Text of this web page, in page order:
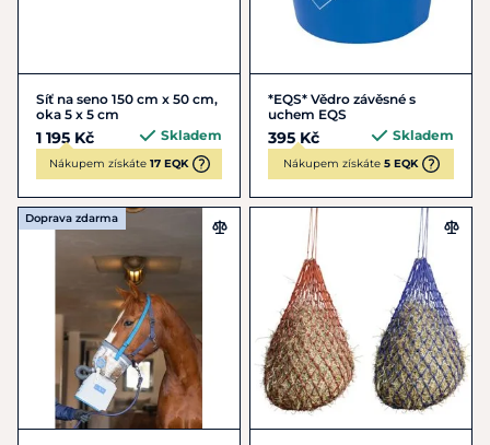
Síť na seno 150 cm x 50 cm,
oka 5 x 5 cm
1 195 Kč Skladem
Nákupem získáte 17 EQK
*EQS* Vědro závěsné s
uchem EQS
395 Kč Skladem
Nákupem získáte 5 EQK
Doprava zdarma